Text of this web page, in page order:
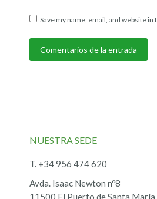
Save my name, email, and website
Comentarios de la entrada
NUESTRA SEDE
T. +34 956 474 620
Avda. Isaac Newton nº8
11500 El Puerto de Santa María